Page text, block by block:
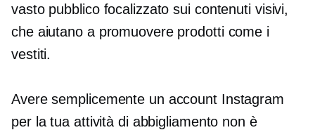
vasto pubblico focalizzato sui contenuti visivi,
che aiutano a promuovere prodotti come i
vestiti.
Avere semplicemente un account Instagram
per la tua attività di abbigliamento non è